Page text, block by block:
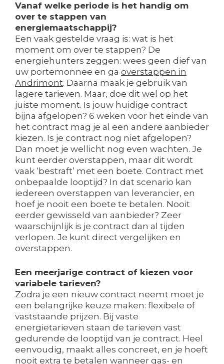
Vanaf welke periode is het handig om
over te stappen van
energiemaatschappij?
Een vaak gestelde vraag is: wat is het
moment om over te stappen? De
energiehunters zeggen: wees geen dief van
uw portemonnee en ga overstappen in
Andrimont. Daarna maak je gebruik van
lagere tarieven. Maar, doe dit wel op het
juiste moment. Is jouw huidige contract
bijna afgelopen? 6 weken voor het einde van
het contract mag je al een andere aanbieder
kiezen. Is je contract nog niet afgelopen?
Dan moet je wellicht nog even wachten. Je
kunt eerder overstappen, maar dit wordt
vaak ‘bestraft’ met een boete. Contract met
onbepaalde looptijd? In dat scenario kan
iedereen overstappen van leverancier, en
hoef je nooit een boete te betalen. Nooit
eerder gewisseld van aanbieder? Zeer
waarschijnlijk is je contract dan al tijden
verlopen. Je kunt direct vergelijken en
overstappen.
Een meerjarige contract of kiezen voor
variabele tarieven?
Zodra je een nieuw contract neemt moet je
een belangrijke keuze maken: flexibele of
vaststaande prijzen. Bij vaste
energietarieven staan de tarieven vast
gedurende de looptijd van je contract. Heel
eenvoudig, maakt alles concreet, en je hoeft
nooit extra te betalen wanneer gas- en